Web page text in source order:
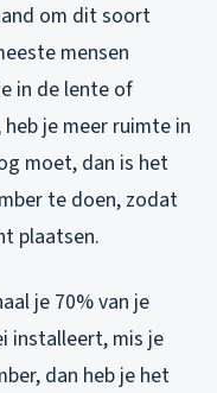
om dit soort
mensen
in de lente of
je meer ruimte in
moet, dan is het
te doen, zodat
plaatsen.
je 70% van je
installeert, mis je
dan heb je het